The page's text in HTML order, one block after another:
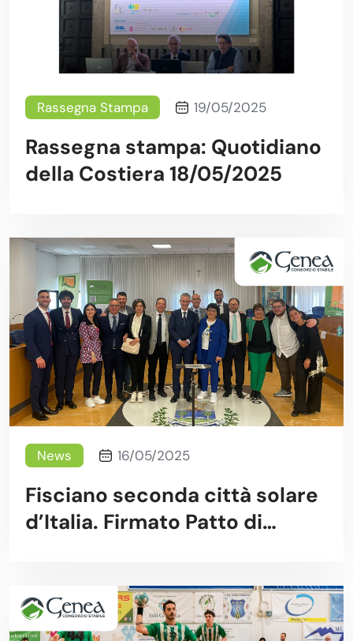
Rassegna Stampa 19/05/2025
Rassegna stampa: Quotidiano
della Costiera 18/05/2025
News 16/05/2025
Fisciano seconda città solare
d’Italia. Firmato Patto di